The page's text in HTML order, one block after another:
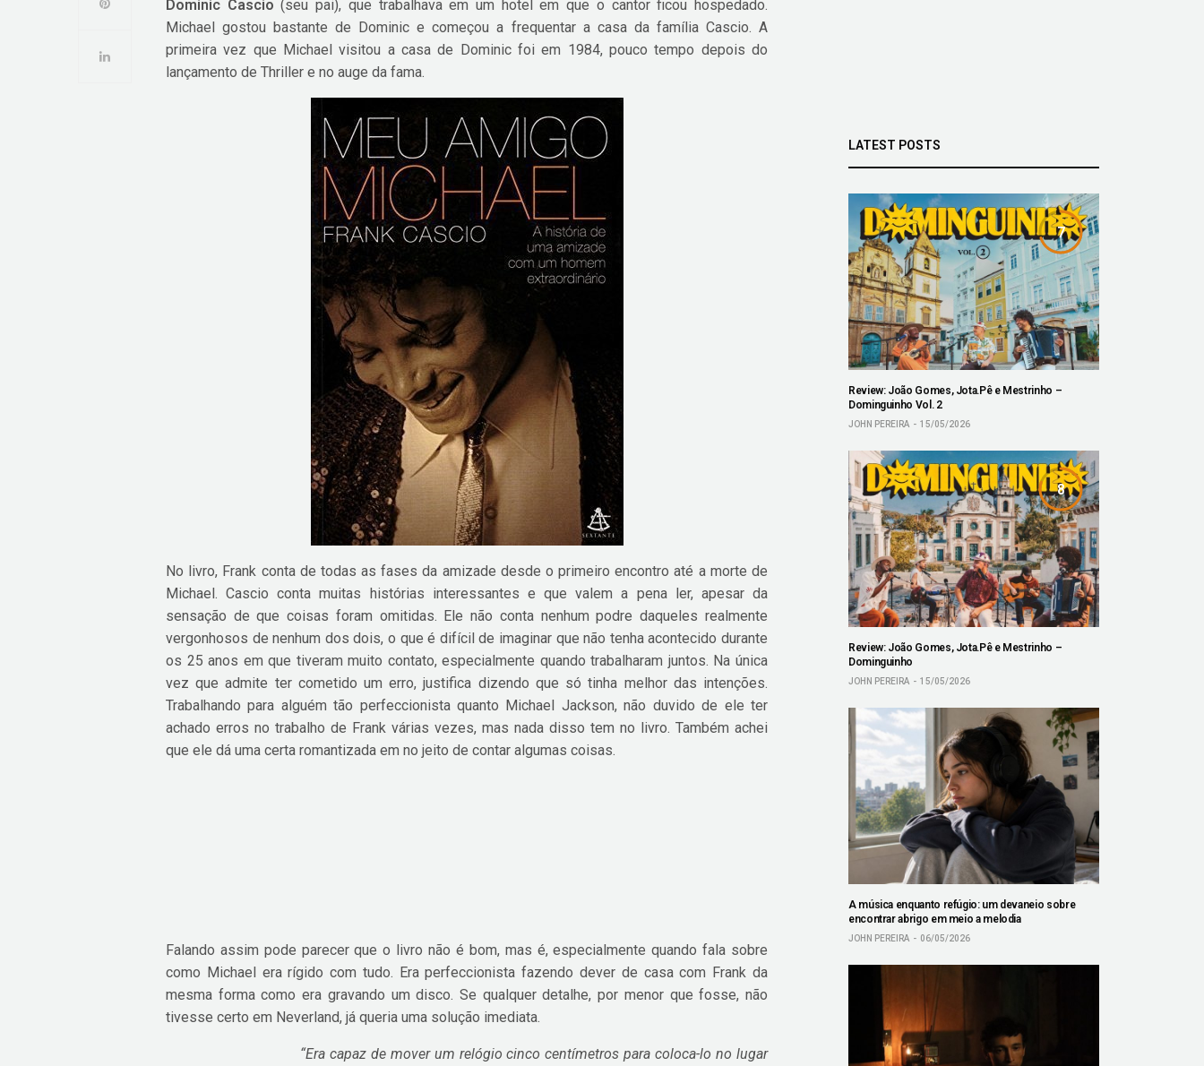
Dominic Cascio (seu pai), que trabalhava em um hotel em que o cantor ficou hospedado.
Michael gostou bastante de Dominic e começou a frequentar a casa da família Cascio. A
primeira vez que Michael visitou a casa de Dominic foi em 1984, pouco tempo depois do
lançamento de Thriller e no auge da fama.
No livro, Frank conta de todas as fases da amizade desde o primeiro encontro até a morte de
Michael. Cascio conta muitas histórias interessantes e que valem a pena ler, apesar da
sensação de que coisas foram omitidas. Ele não conta nenhum podre daqueles realmente
vergonhosos de nenhum dos dois, o que é difícil de imaginar que não tenha acontecido durante
os 25 anos em que tiveram muito contato, especialmente quando trabalharam juntos. Na única
vez que admite ter cometido um erro, justifica dizendo que só tinha melhor das intenções.
Trabalhando para alguém tão perfeccionista quanto Michael Jackson, não duvido de ele ter
achado erros no trabalho de Frank várias vezes, mas nada disso tem no livro. Também achei
que ele dá uma certa romantizada em no jeito de contar algumas coisas.
Falando assim pode parecer que o livro não é bom, mas é, especialmente quando fala sobre
como Michael era rígido com tudo. Era perfeccionista fazendo dever de casa com Frank da
mesma forma como era gravando um disco. Se qualquer detalhe, por menor que fosse, não
tivesse certo em Neverland, já queria uma solução imediata.
“Era capaz de mover um relógio cinco centímetros para coloca-lo no lugar
LATEST POSTS
7
Review: João Gomes, Jota.Pê e Mestrinho –
Dominguinho Vol. 2
JOHN PEREIRA 15/05/2026
8
Review: João Gomes, Jota.Pê e Mestrinho –
Dominguinho
JOHN PEREIRA 15/05/2026
A música enquanto refúgio: um devaneio sobre
encontrar abrigo em meio a melodia
JOHN PEREIRA 06/05/2026